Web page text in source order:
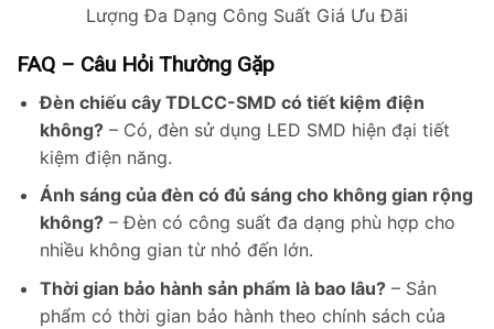
Lượng Đa Dạng Công Suất Giá Ưu Đãi
FAQ – Câu Hỏi Thường Gặp
Đèn chiếu cây TDLCC-SMD có tiết kiệm điện
không?– Có, đèn sử dụng LED SMD hiện đại tiết
kiệm điện năng.
Ánh sáng của đèn có đủ sáng cho không gian rộng
không?– Đèn có công suất đa dạng phù hợp cho
nhiều không gian từ nhỏ đến lớn.
Thời gian bảo hành sản phẩm là bao lâu?– Sản
phẩm có thời gian bảo hành theo chính sách của